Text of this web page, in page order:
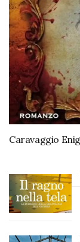
Caravaggio